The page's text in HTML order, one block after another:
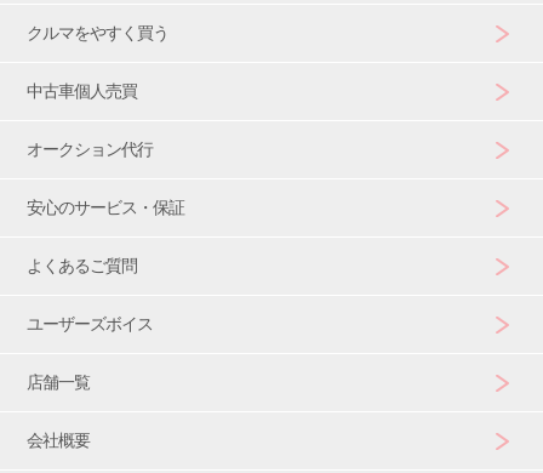
クルマをやすく買う
中古車個人売買
オークション代行
安心のサービス・保証
よくあるご質問
ユーザーズボイス
店舗一覧
会社概要